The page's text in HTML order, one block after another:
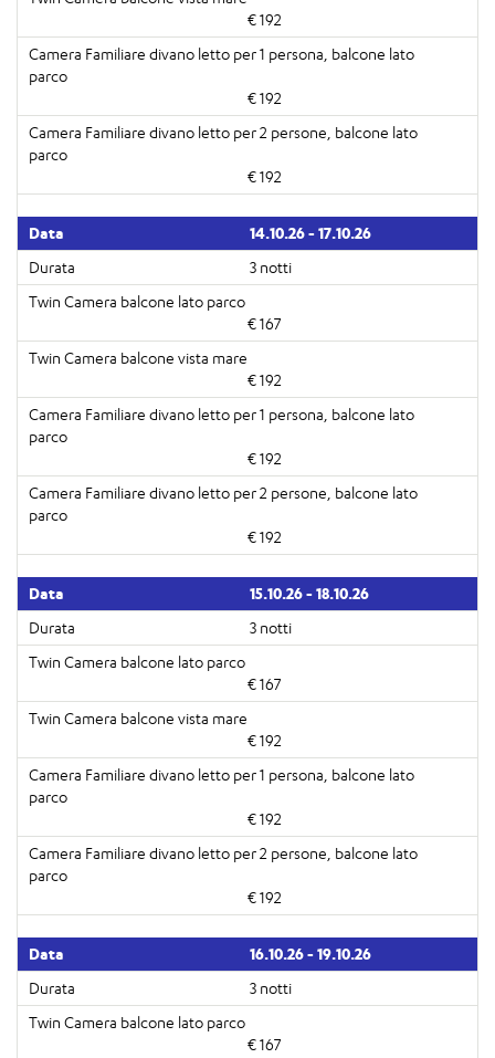
€ 192
€ 192
€ 192
14.10.26 - 17.10.26
3 notti
€ 167
€ 192
€ 192
€ 192
15.10.26 - 18.10.26
3 notti
€ 167
€ 192
€ 192
€ 192
16.10.26 - 19.10.26
3 notti
€ 167